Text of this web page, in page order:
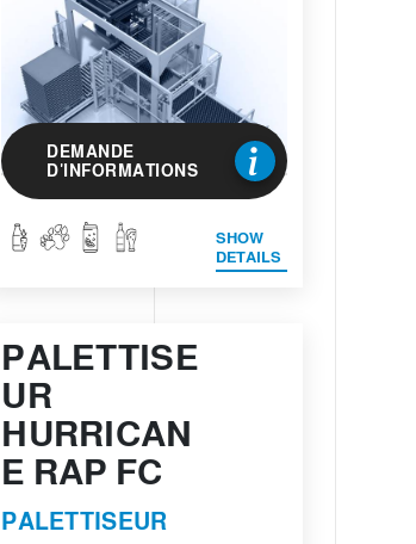
DEMANDE
D'INFORMATIONS
SHOW
DETAILS
PALETTISE
UR
HURRICAN
E RAP FC
PALETTISEUR